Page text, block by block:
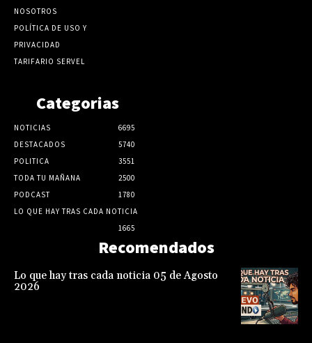
NOSOTROS
POLÍTICA DE USO Y
PRIVACIDAD
TARIFARIO SERVEL
Categorias
NOTICIAS
6695
DESTACADOS
5740
POLITICA
3551
TODA TU MAÑANA
2500
PODCAST
1780
LO QUE HAY TRAS CADA NOTICIA
1665
Recomendados
Lo que hay tras cada noticia 05 de Agosto
2026